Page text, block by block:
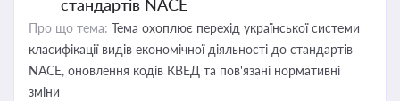
стандартів NACE
Про що тема: Тема охоплює перехід української системи
класифікації видів економічної діяльності до стандартів
NACE, оновлення кодів КВЕД та пов'язані нормативні
зміни